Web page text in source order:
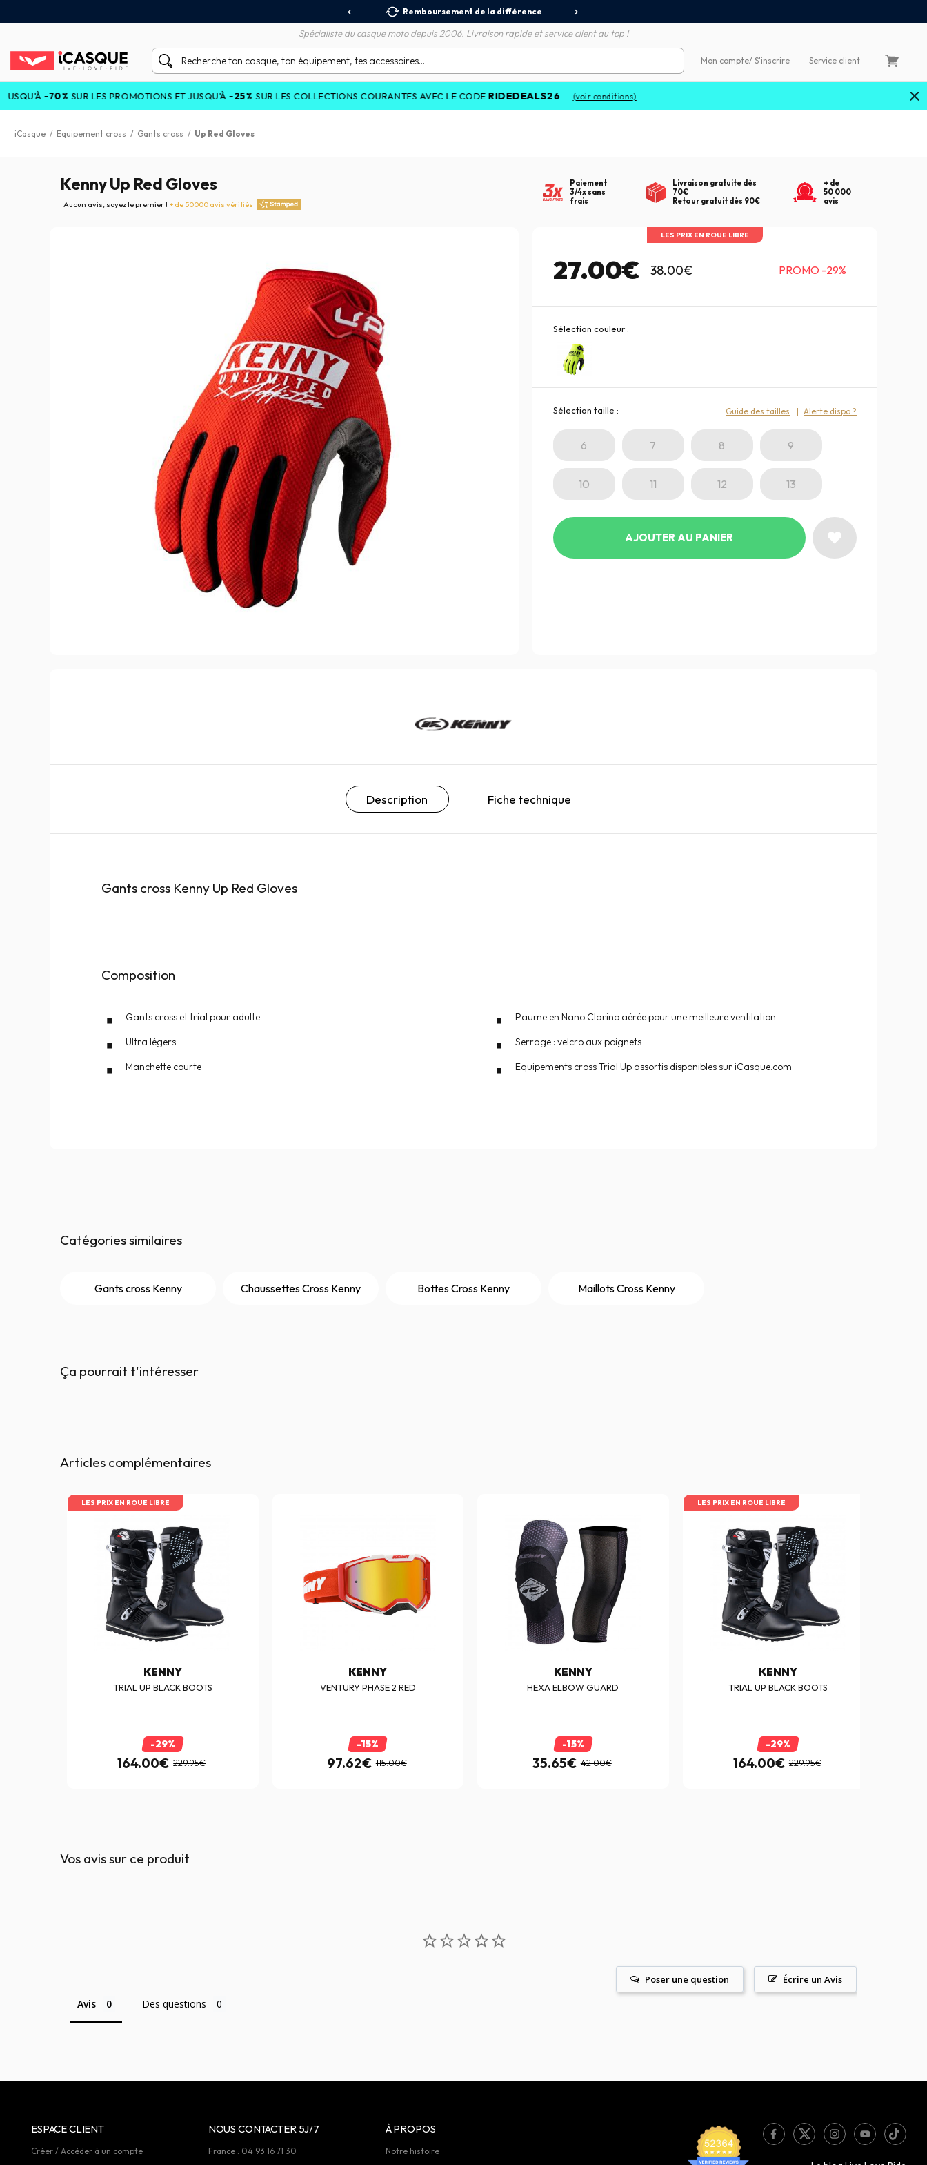
Remboursement de la différence
Spécialiste du casque moto depuis 2006. Livraison rapide et service client au top !
Mon compte/ S'inscrire Service client
SUR LES PROMOTIONS ET JUSQU'À-25%SUR LES COLLECTIONS COURANTES AVEC LE CODERIDEDEALS26 (voir conditions)
iCasque / Equipement cross / Gants cross / Up Red Gloves
Kenny Up Red Gloves
Aucun avis, soyez le premier ! + de 50000 avis vérifiés
Paiement
3/4x sans
frais
Livraison gratuite dès
70€
Retour gratuit dès 90€
+ de
50 000
avis
LES PRIX EN ROUE LIBRE
27.00€ 38.00€ PROMO -29%
Sélection couleur :
Sélection taille :
6 7 8 9
10 11 12 13
Guide des tailles Alerte dispo ?
AJOUTER AU PANIER
Description Fiche technique
Gants cross Kenny Up Red Gloves
Composition
Gants cross et trial pour adulte
Ultra légers
Manchette courte
Paume en Nano Clarino aérée pour une meilleure ventilation
Serrage : velcro aux poignets
Equipements cross Trial Up assortis disponibles sur iCasque.com
Catégories similaires
Gants cross Kenny Chaussettes Cross Kenny Bottes Cross Kenny Maillots Cross Kenny
Ça pourrait t'intéresser
Articles complémentaires
LES PRIX EN ROUE LIBRE
KENNY
TRIAL UP BLACK BOOTS
-29%
164.00€ 229.95€
KENNY
VENTURY PHASE 2 RED
-15%
97.62€ 115.00€
KENNY
HEXA ELBOW GUARD
-15%
35.65€ 42.00€
LES PRIX EN ROUE LIBRE
KENNY
TRIAL UP BLACK BOOTS
-29%
164.00€ 229.95€
Vos avis sur ce produit
Écrire un Avis
Poser une question
Avis Des questions
ESPACE CLIENT
Créer / Accèder à un compte
NOUS CONTACTER 5J/7
France : 04 93 16 71 30
À PROPOS
Notre histoire